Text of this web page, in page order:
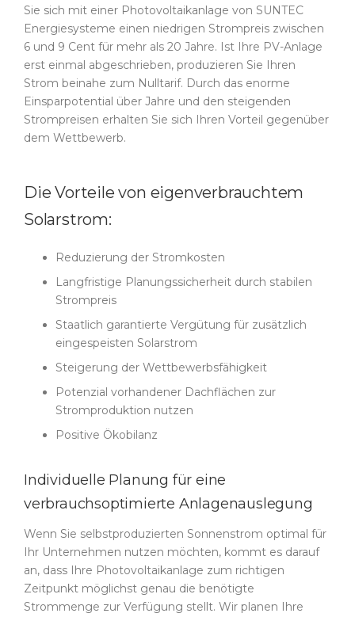
Sie sich mit einer Photovoltaikanlage von SUNTEC
Energiesysteme einen niedrigen Strompreis zwischen
6 und 9 Cent für mehr als 20 Jahre. Ist Ihre PV-Anlage
erst einmal abgeschrieben, produzieren Sie Ihren
Strom beinahe zum Nulltarif. Durch das enorme
Einsparpotential über Jahre und den steigenden
Strompreisen erhalten Sie sich Ihren Vorteil gegenüber
dem Wettbewerb.
Die Vorteile von eigenverbrauchtem
Solarstrom:
Reduzierung der Stromkosten
Langfristige Planungssicherheit durch stabilen
Strompreis
Staatlich garantierte Vergütung für zusätzlich
eingespeisten Solarstrom
Steigerung der Wettbewerbsfähigkeit
Potenzial vorhandener Dachflächen zur
Stromproduktion nutzen
Positive Ökobilanz
Individuelle Planung für eine
verbrauchsoptimierte Anlagenauslegung
Wenn Sie selbstproduzierten Sonnenstrom optimal für
Ihr Unternehmen nutzen möchten, kommt es darauf
an, dass Ihre Photovoltaikanlage zum richtigen
Zeitpunkt möglichst genau die benötigte
Strommenge zur Verfügung stellt. Wir planen Ihre